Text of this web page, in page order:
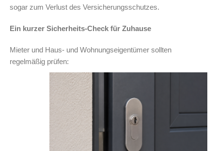
sogar zum Verlust des Versicherungsschutzes.
Ein kurzer Sicherheits-Check für Zuhause
Mieter und Haus- und Wohnungseigentümer sollten
regelmäßig prüfen: